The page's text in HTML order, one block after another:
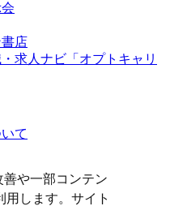
や一部コンテン
します。サイト
店
求人ナビ「オプトキャリ
て